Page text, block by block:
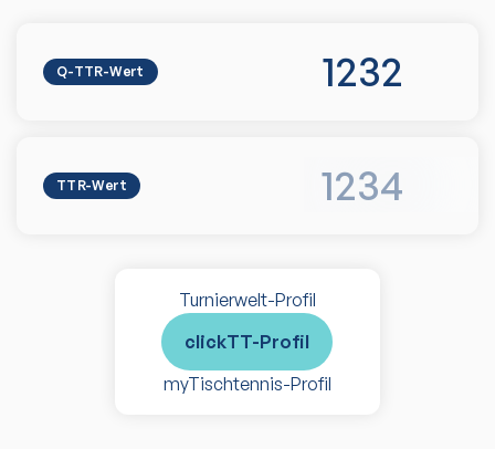
Q-TTR-Wert 1232
TTR-Wert 1234
Turnierwelt-Profil
clickTT-Profil
myTischtennis-Profil